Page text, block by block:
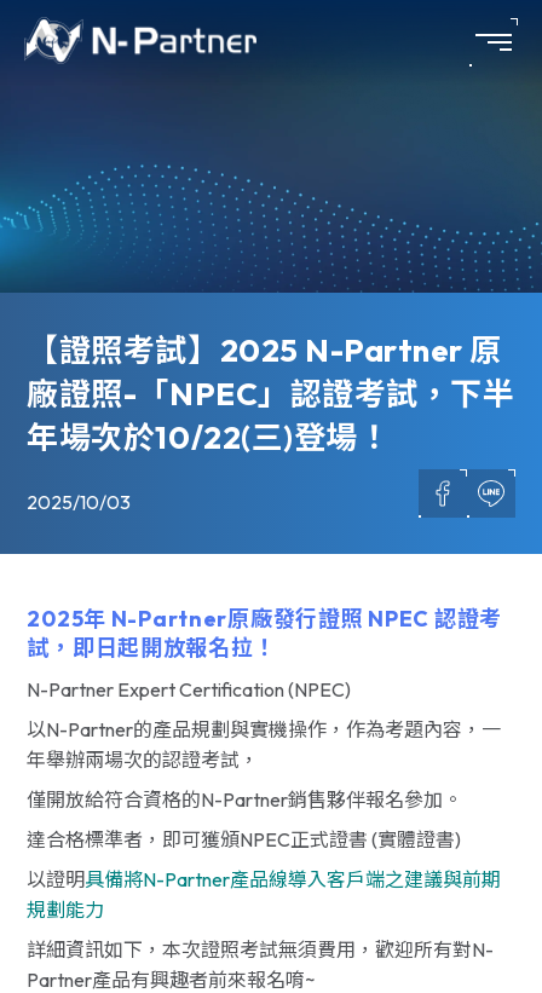
【證照考試】2025 N-Partner 原
廠證照-「NPEC」認證考試，下半
年場次於10/22(三)登場！
2025/10/03
2025年 N-Partner原廠發行證照 NPEC 認證考
試，即日起開放報名拉！
N-Partner Expert Certification (NPEC)
以N-Partner的產品規劃與實機操作，作為考題內容，一
年舉辦兩場次的認證考試，
僅開放給符合資格的N-Partner銷售夥伴報名參加。
達合格標準者，即可獲頒NPEC正式證書 (實體證書)
以證明具備將N-Partner產品線導入客戶端之建議與前期
規劃能力
詳細資訊如下，本次證照考試無須費用，歡迎所有對N-
Partner產品有興趣者前來報名唷~